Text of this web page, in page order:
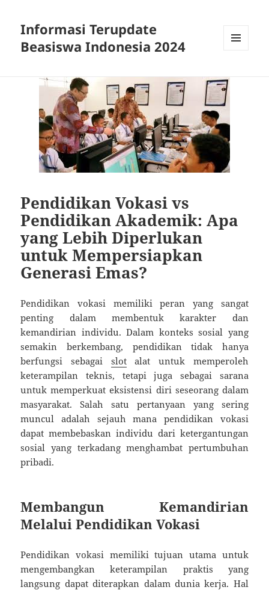
Informasi Terupdate
Beasiswa Indonesia 2024
WIDGETS
Pendidikan Vokasi vs
Pendidikan Akademik: Apa
yang Lebih Diperlukan
untuk Mempersiapkan
Generasi Emas?
Pendidikan vokasi memiliki peran yang sangat
penting dalam membentuk karakter dan
kemandirian individu. Dalam konteks sosial yang
semakin berkembang, pendidikan tidak hanya
berfungsi sebagai slotalat untuk memperoleh
keterampilan teknis, tetapi juga sebagai sarana
untuk memperkuat eksistensi diri seseorang dalam
masyarakat. Salah satu pertanyaan yang sering
muncul adalah sejauh mana pendidikan vokasi
dapat membebaskan individu dari ketergantungan
sosial yang terkadang menghambat pertumbuhan
pribadi.
Membangun Kemandirian
Melalui Pendidikan Vokasi
Pendidikan vokasi memiliki tujuan utama untuk
mengembangkan keterampilan praktis yang
langsung dapat diterapkan dalam dunia kerja. Hal